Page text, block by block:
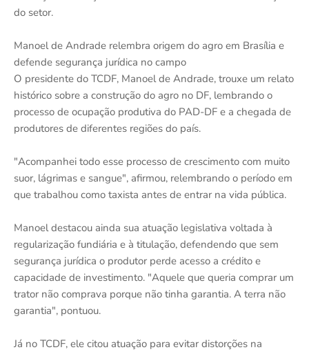
do setor.
Manoel de Andrade relembra origem do agro em Brasília e
defende segurança jurídica no campo
O presidente do TCDF, Manoel de Andrade, trouxe um relato
histórico sobre a construção do agro no DF, lembrando o
processo de ocupação produtiva do PAD-DF e a chegada de
produtores de diferentes regiões do país.
"Acompanhei todo esse processo de crescimento com muito
suor, lágrimas e sangue", afirmou, relembrando o período em
que trabalhou como taxista antes de entrar na vida pública.
Manoel destacou ainda sua atuação legislativa voltada à
regularização fundiária e à titulação, defendendo que sem
segurança jurídica o produtor perde acesso a crédito e
capacidade de investimento. "Aquele que queria comprar um
trator não comprava porque não tinha garantia. A terra não
garantia", pontuou.
Já no TCDF, ele citou atuação para evitar distorções na